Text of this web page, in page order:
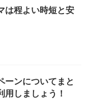
は程よい時短と安
ーンについてまと
用しましょう！